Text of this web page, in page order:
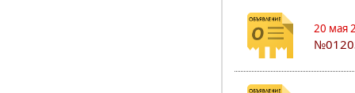
20 мая